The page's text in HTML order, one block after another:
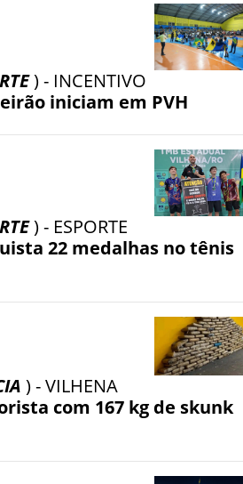
) - INCENTIVO
iniciam em PVH
) - ESPORTE
22 medalhas no tênis
) - VILHENA
com 167 kg de skunk